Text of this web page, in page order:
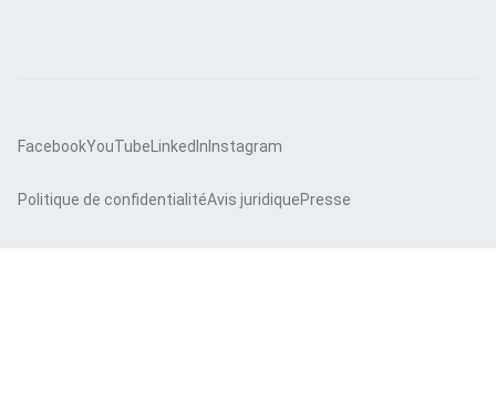
FacebookYouTubeLinkedIn Instagram
Politique de confidentialitéAvis juridiquePresse